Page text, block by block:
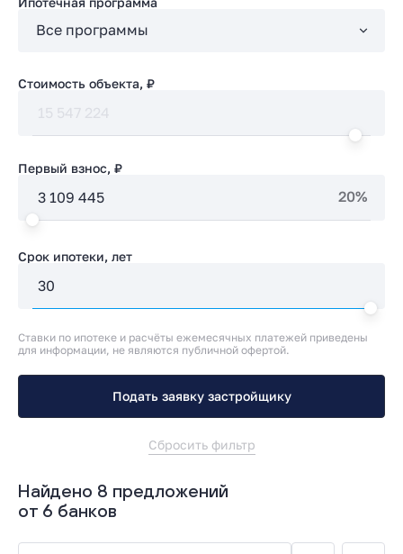
Стоимость объекта, ₽
Первый взнос, ₽
20%
Срок ипотеки, лет
Ставки по ипотеке и расчёты ежемесячных платежей приведены
для информации, не являются публичной офертой.
Подать заявку застройщику
Сбросить фильтр
Найдено 8 предложений
от 6 банков